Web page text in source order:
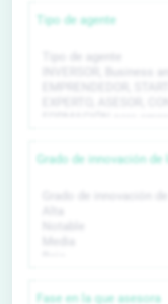
Tipo de agente
Grado de innovación
Fase en la que asesora